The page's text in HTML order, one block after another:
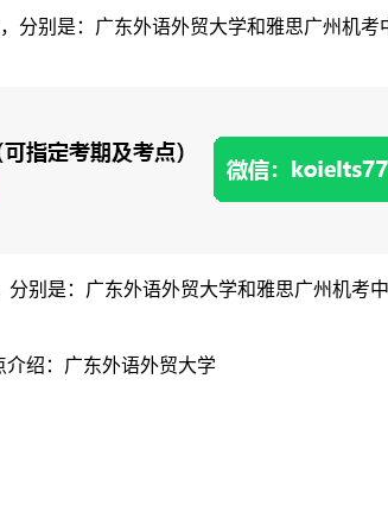
别是：广东外语外贸大学和雅思广州机
是：广东外语外贸大学和雅思广州机考